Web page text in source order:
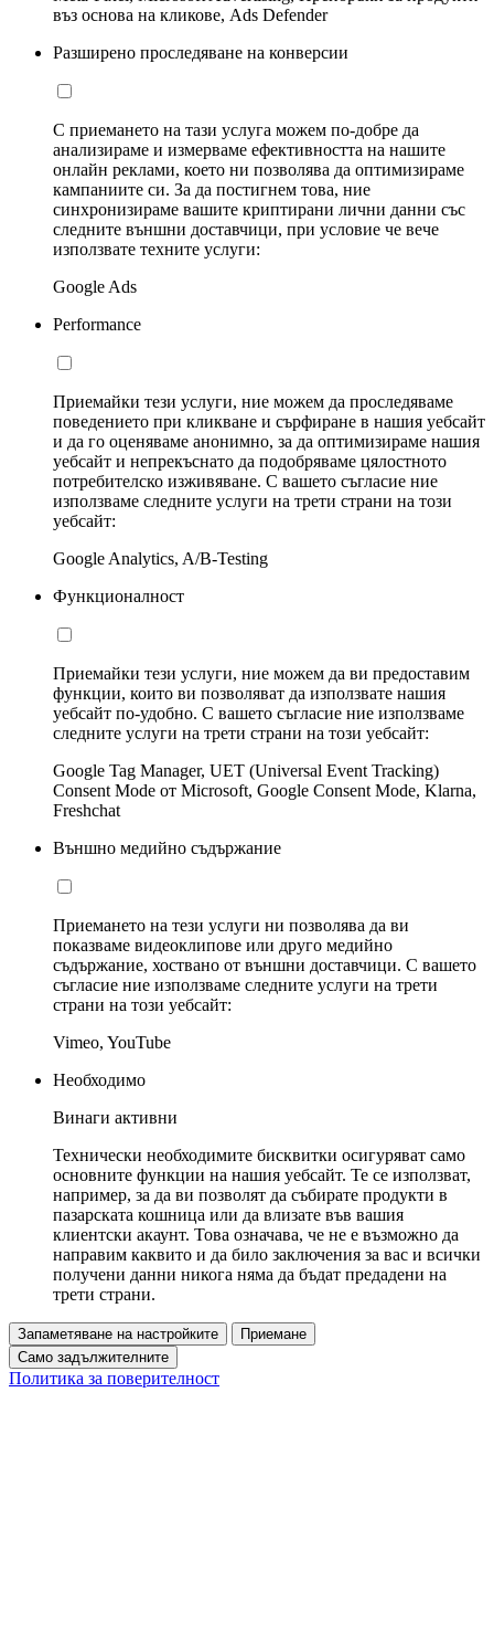
въз основа на кликове, Ads Defender
Разширено проследяване на конверсии
С приемането на тази услуга можем по-добре да
анализираме и измерваме ефективността на нашите
онлайн реклами, което ни позволява да оптимизираме
кампаниите си. За да постигнем това, ние
синхронизираме вашите криптирани лични данни със
следните външни доставчици, при условие че вече
използвате техните услуги:
Google Ads
Performance
Приемайки тези услуги, ние можем да проследяваме
поведението при кликване и сърфиране в нашия уебсайт
и да го оценяваме анонимно, за да оптимизираме нашия
уебсайт и непрекъснато да подобряваме цялостното
потребителско изживяване. С вашето съгласие ние
използваме следните услуги на трети страни на този
уебсайт:
Google Analytics, A/B-Testing
Функционалност
Приемайки тези услуги, ние можем да ви предоставим
функции, които ви позволяват да използвате нашия
уебсайт по-удобно. С вашето съгласие ние използваме
следните услуги на трети страни на този уебсайт:
Google Tag Manager, UET (Universal Event Tracking)
Consent Mode от Microsoft, Google Consent Mode, Klarna,
Freshchat
Външно медийно съдържание
Приемането на тези услуги ни позволява да ви
показваме видеоклипове или друго медийно
съдържание, хоствано от външни доставчици. С вашето
съгласие ние използваме следните услуги на трети
страни на този уебсайт:
Vimeo, YouTube
Необходимо
Винаги активни
Технически необходимите бисквитки осигуряват само
основните функции на нашия уебсайт. Те се използват,
например, за да ви позволят да събирате продукти в
пазарската кошница или да влизате във вашия
клиентски акаунт. Това означава, че не е възможно да
направим каквито и да било заключения за вас и всички
получени данни никога няма да бъдат предадени на
трети страни.
Запаметяване на настройките
Приемане
Само задължителните
Политика за поверителност